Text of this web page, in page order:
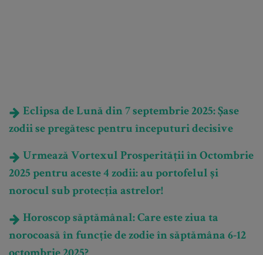
Eclipsa de Lună din 7 septembrie 2025: Șase
zodii se pregătesc pentru începuturi decisive
Urmează Vortexul Prosperității în Octombrie
2025 pentru aceste 4 zodii: au portofelul și
norocul sub protecția astrelor!
Horoscop săptămânal: Care este ziua ta
norocoasă în funcție de zodie în săptămâna 6-12